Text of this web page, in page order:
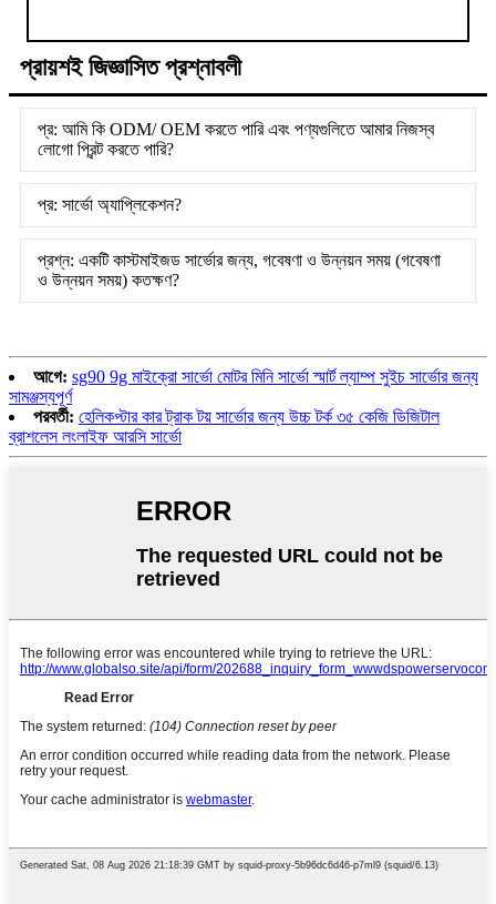
প্রায়শই জিজ্ঞাসিত প্রশ্নাবলী
প্র: আমি কি ODM/ OEM করতে পারি এবং পণ্যগুলিতে আমার নিজস্ব
লোগো প্রিন্ট করতে পারি?
প্র: সার্ভো অ্যাপ্লিকেশন?
প্রশ্ন: একটি কাস্টমাইজড সার্ভোর জন্য, গবেষণা ও উন্নয়ন সময় (গবেষণা
ও উন্নয়ন সময়) কতক্ষণ?
আগে: sg90 9g মাইক্রো সার্ভো মোটর মিনি সার্ভো স্মার্ট ল্যাম্প সুইচ সার্ভোর জন্য
সামঞ্জস্যপূর্ণ
পরবর্তী: হেলিকপ্টার কার ট্রাক টয় সার্ভোর জন্য উচ্চ টর্ক ৩৫ কেজি ডিজিটাল
ব্রাশলেস লংলাইফ আরসি সার্ভো